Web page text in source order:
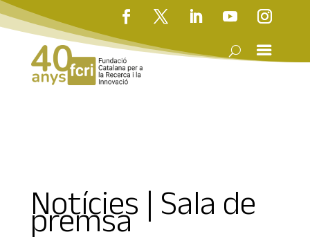
Notícies | Sala de
premsa